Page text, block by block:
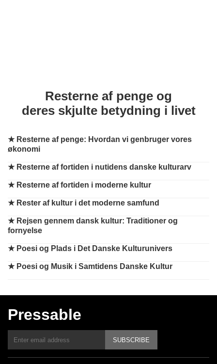
Resterne af penge og
deres skjulte betydning i livet
★ Resterne af penge: Hvordan vi genbruger vores
økonomi
★ Resterne af fortiden i nutidens danske kulturarv
★ Resterne af fortiden i moderne kultur
★ Rester af kultur i det moderne samfund
★ Rejsen gennem dansk kultur: Traditioner og
fornyelse
★ Poesi og Plads i Det Danske Kulturunivers
★ Poesi og Musik i Samtidens Danske Kultur
Pressable
SUBSCRIBE